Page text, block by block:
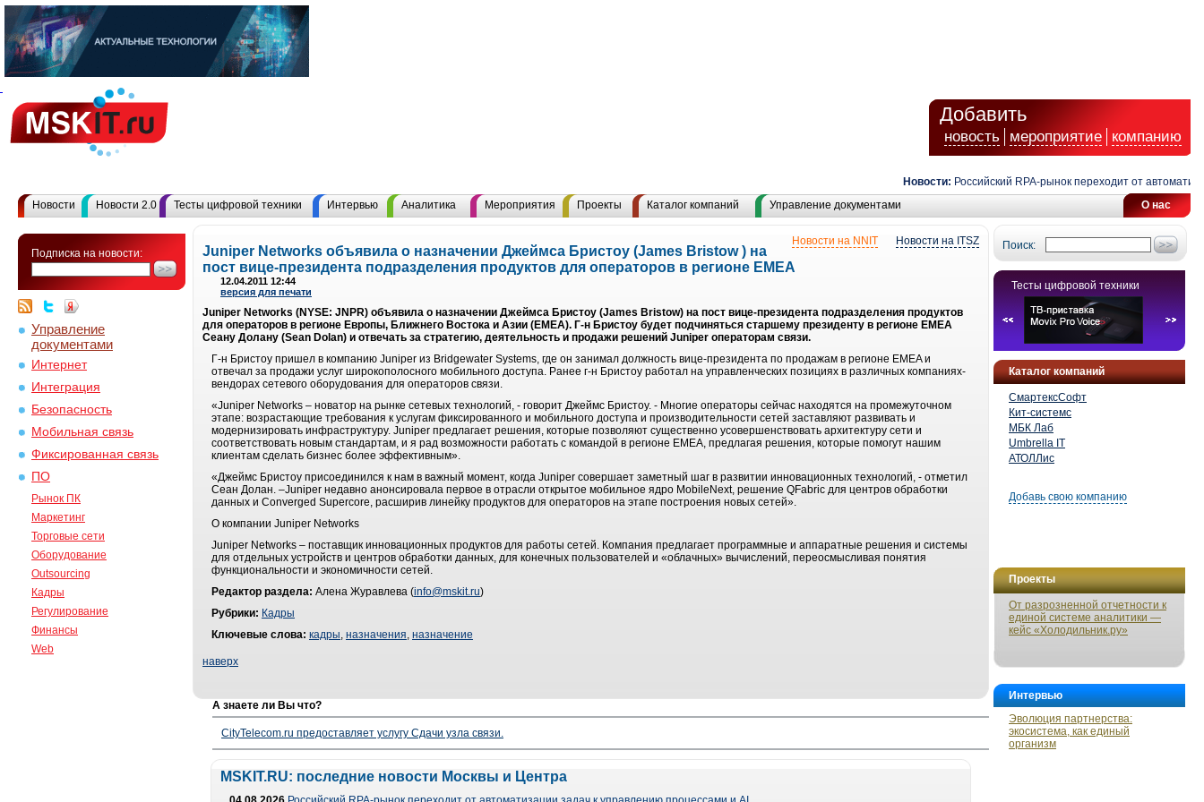
Добавить
новость мероприятие компанию
Новости: Российский RPA-рынок переходит от
О нас
Новости Новости 2.0 Тесты цифровой техники Интервью Аналитика Мероприятия Проекты Каталог компаний Управление документами
Подписка на новости:
Управление
документами
Интернет
Интеграция
Безопасность
Мобильная связь
Фиксированная связь
ПО
Рынок ПК
Маркетинг
Торговые сети
Оборудование
Outsourcing
Кадры
Регулирование
Финансы
Web
Поиск:
Тесты цифровой техники
Каталог компаний
СмартексСофт
Кит-системс
МБК Лаб
Umbrella IT
АТОЛЛис
Добавь свою компанию
Проекты
От разрозненной отчетности к
единой системе аналитики —
кейс «Холодильник.ру»
Интервью
Эволюция партнерства:
экосистема, как единый
организм
Новости на ITSZ
Новости на NNIT
Juniper Networks объявила о назначении Джеймса Бристоу (James Bristow ) на
пост вице-президента подразделения продуктов для операторов в регионе EMEA
12.04.2011 12:44
версия для печати
Juniper Networks (NYSE: JNPR) объявила о назначении Джеймса Бристоу (James Bristow) на пост вице-президента подразделения продуктов
для операторов в регионе Европы, Ближнего Востока и Азии (EMEA). Г-н Бристоу будет подчиняться старшему президенту в регионе EMEA
Сеану Долану (Sean Dolan) и отвечать за стратегию, деятельность и продажи решений Juniper операторам связи.
Г-н Бристоу пришел в компанию Juniper из Bridgewater Systems, где он занимал должность вице-президента по продажам в регионе EMEA и
отвечал за продажи услуг широкополосного мобильного доступа. Ранее г-н Бристоу работал на управленческих позициях в различных компаниях-
вендорах сетевого оборудования для операторов связи.
«Juniper Networks – новатор на рынке сетевых технологий, - говорит Джеймс Бристоу. - Многие операторы сейчас находятся на промежуточном
этапе: возрастающие требования к услугам фиксированного и мобильного доступа и производительности сетей заставляют развивать и
модернизировать инфраструктуру. Juniper предлагает решения, которые позволяют существенно усовершенствовать архитектуру сети и
соответствовать новым стандартам, и я рад возможности работать с командой в регионе EMEA, предлагая решения, которые помогут нашим
клиентам сделать бизнес более эффективным».
«Джеймс Бристоу присоединился к нам в важный момент, когда Juniper совершает заметный шаг в развитии инновационных технологий, - отметил
Сеан Долан. –Juniper недавно анонсировала первое в отрасли открытое мобильное ядро MobileNext, решение QFabric для центров обработки
данных и Converged Supercore, расширив линейку продуктов для операторов на этапе построения новых сетей».
О компании Juniper Networks
Juniper Networks – поставщик инновационных продуктов для работы сетей. Компания предлагает программные и аппаратные решения и системы
для отдельных устройств и центров обработки данных, для конечных пользователей и «облачных» вычислений, переосмысливая понятия
функциональности и экономичности сетей.
Редактор раздела: Алена Журавлева (info@mskit.ru)
Рубрики: Кадры
Ключевые слова: кадры, назначения, назначение
наверх
А знаете ли Вы что?
CityTelecom.ru предоставляет услугу Сдачи узла связи.
MSKIT.RU: последние новости Москвы и Центра